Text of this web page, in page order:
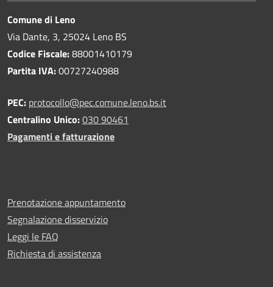
Comune di Leno
Via Dante, 3, 25024 Leno BS
Codice Fiscale:88001410179
Partita IVA:00727240988
PEC: protocollo@pec.comune.leno.bs.it
Centralino Unico:030 90461
Pagamenti e fatturazione
Prenotazione appuntamento
Segnalazione disservizio
Leggi le FAQ
Richiesta di assistenza